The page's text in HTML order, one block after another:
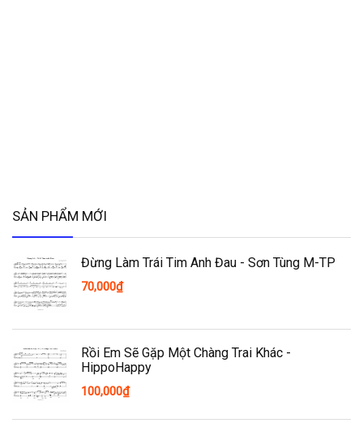
SẢN PHẨM MỚI
Đừng Làm Trái Tim Anh Đau - Sơn Tùng M-TP
70,000₫
Rồi Em Sẽ Gặp Một Chàng Trai Khác -
HippoHappy
100,000₫